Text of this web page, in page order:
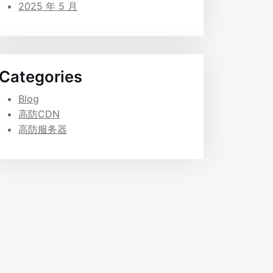
2025 年 5 月
Blog
高防CDN
高防服务器